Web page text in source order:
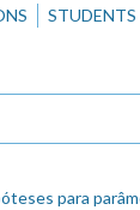
STUDENTS
para